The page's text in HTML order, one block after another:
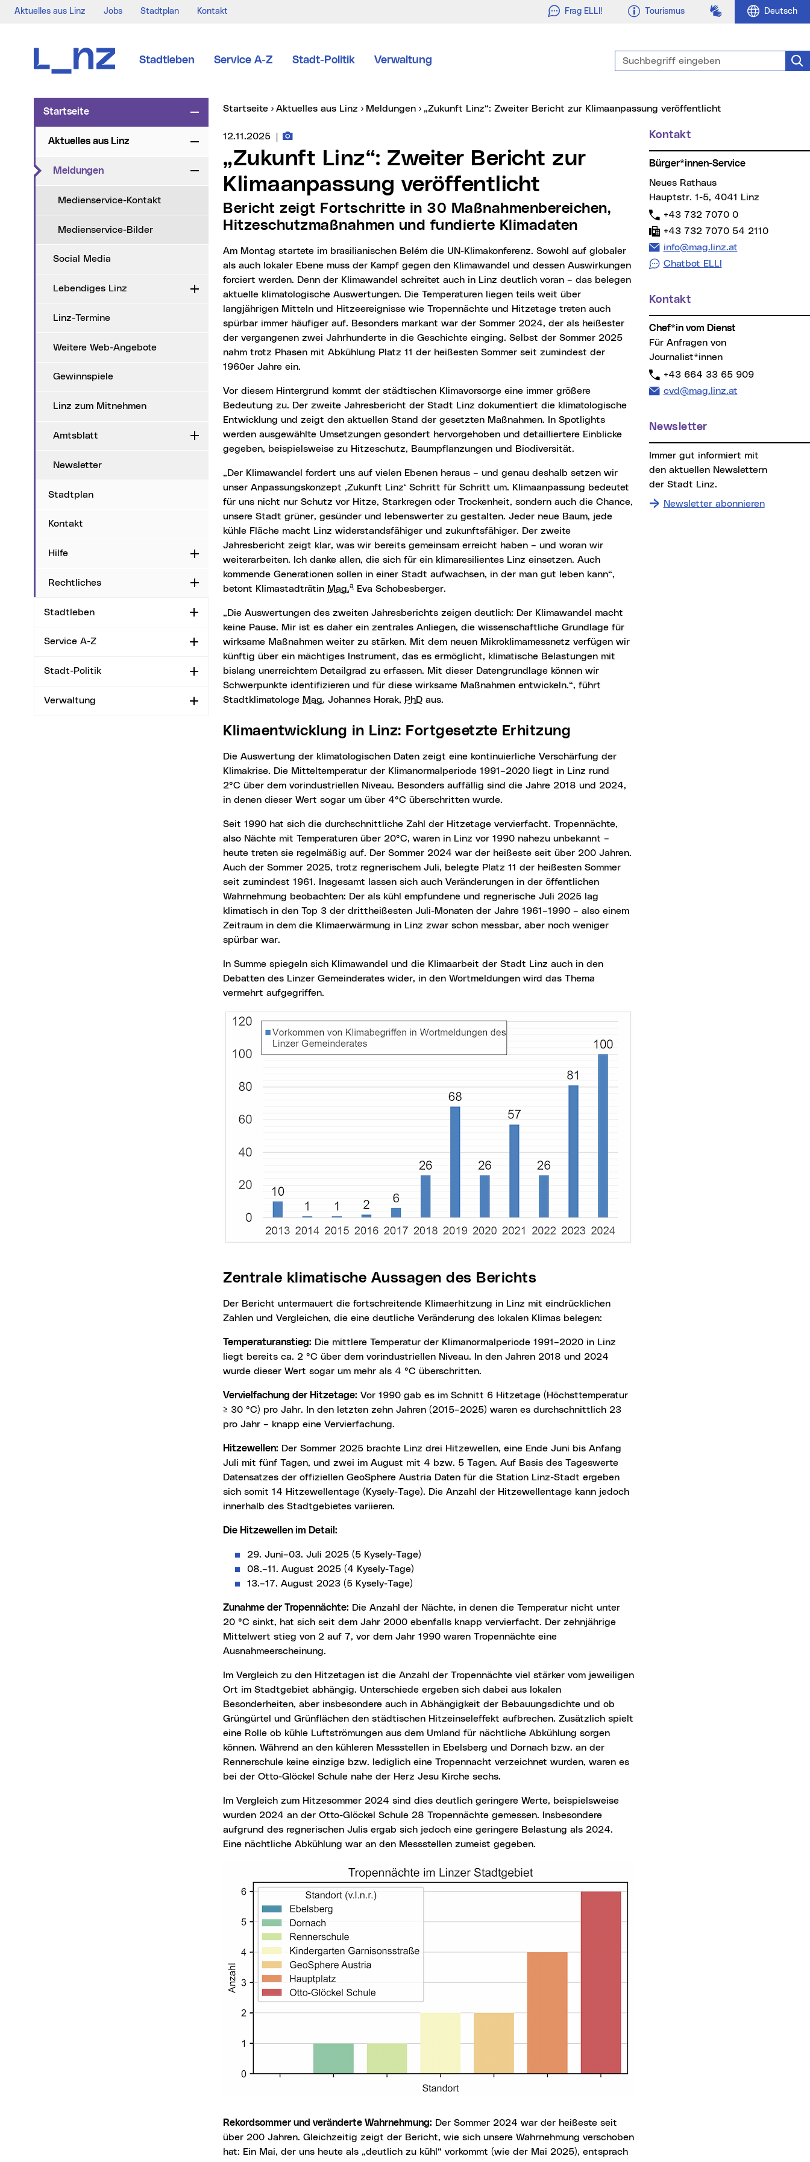
Aktuelles aus Linz Jobs Stadtplan Kontakt Frag ELLI! Tourismus Gebärdensprache
Deutsch
Stadtleben Service A-Z Stadt-Politik Verwaltung Suchbegriff eingeben
Startseite Zuklappen
Aktuelles aus Linz Zuklappen
Meldungen(aktueller Menüpunkt)Zuklappen
Medienservice-Kontakt
Medienservice-Bilder
Social Media
Lebendiges Linz Aufklappen
Linz-Termine
Weitere Web-Angebote
Gewinnspiele
Linz zum Mitnehmen
Amtsblatt Aufklappen
Newsletter
Stadtplan
Kontakt
Hilfe Aufklappen
Rechtliches Aufklappen
Stadtleben Aufklappen
Service A-Z Aufklappen
Stadt-Politik Aufklappen
Verwaltung Aufklappen
Sie sind hier:
Startseite Aktuelles aus Linz Meldungen „Zukunft Linz“: Zweiter Bericht zur Klimaanpassung veröffentlicht
Medienservice vom:
12.11.2025 Fotos zur Meldung
„Zukunft Linz“: Zweiter Bericht zur
Klimaanpassung veröffentlicht
Bericht zeigt Fortschritte in 30 Maßnahmenbereichen,
Hitzeschutzmaßnahmen und fundierte Klimadaten
Am Montag startete im brasilianischen Belém die UN-Klimakonferenz. Sowohl auf globaler
als auch lokaler Ebene muss der Kampf gegen den Klimawandel und dessen Auswirkungen
forciert werden. Denn der Klimawandel schreitet auch in Linz deutlich voran – das belegen
aktuelle klimatologische Auswertungen. Die Temperaturen liegen teils weit über
langjährigen Mitteln und Hitzeereignisse wie Tropennächte und Hitzetage treten auch
spürbar immer häufiger auf. Besonders markant war der Sommer 2024, der als heißester
der vergangenen zwei Jahrhunderte in die Geschichte einging. Selbst der Sommer 2025
nahm trotz Phasen mit Abkühlung Platz 11 der heißesten Sommer seit zumindest der
1960er Jahre ein.
Vor diesem Hintergrund kommt der städtischen Klimavorsorge eine immer größere
Bedeutung zu. Der zweite Jahresbericht der Stadt Linz dokumentiert die klimatologische
Entwicklung und zeigt den aktuellen Stand der gesetzten Maßnahmen. In Spotlights
werden ausgewählte Umsetzungen gesondert hervorgehoben und detailliertere Einblicke
gegeben, beispielsweise zu Hitzeschutz, Baumpflanzungen und Biodiversität.
„Der Klimawandel fordert uns auf vielen Ebenen heraus – und genau deshalb setzen wir
unser Anpassungskonzept ‚Zukunft Linz‘ Schritt für Schritt um. Klimaanpassung bedeutet
für uns nicht nur Schutz vor Hitze, Starkregen oder Trockenheit, sondern auch die Chance,
unsere Stadt grüner, gesünder und lebenswerter zu gestalten. Jeder neue Baum, jede
kühle Fläche macht Linz widerstandsfähiger und zukunftsfähiger. Der zweite
Jahresbericht zeigt klar, was wir bereits gemeinsam erreicht haben – und woran wir
weiterarbeiten. Ich danke allen, die sich für ein klimaresilientes Linz einsetzen. Auch
kommende Generationen sollen in einer Stadt aufwachsen, in der man gut leben kann“,
betont Klimastadträtin Mag.a Eva Schobesberger.
„Die Auswertungen des zweiten Jahresberichts zeigen deutlich: Der Klimawandel macht
keine Pause. Mir ist es daher ein zentrales Anliegen, die wissenschaftliche Grundlage für
wirksame Maßnahmen weiter zu stärken. Mit dem neuen Mikroklimamessnetz verfügen wir
künftig über ein mächtiges Instrument, das es ermöglicht, klimatische Belastungen mit
bislang unerreichtem Detailgrad zu erfassen. Mit dieser Datengrundlage können wir
Schwerpunkte identifizieren und für diese wirksame Maßnahmen entwickeln.“, führt
Stadtklimatologe Mag. Johannes Horak, PhD aus.
Klimaentwicklung in Linz: Fortgesetzte Erhitzung
Die Auswertung der klimatologischen Daten zeigt eine kontinuierliche Verschärfung der
Klimakrise. Die Mitteltemperatur der Klimanormalperiode 1991–2020 liegt in Linz rund
2°C über dem vorindustriellen Niveau. Besonders auffällig sind die Jahre 2018 und 2024,
in denen dieser Wert sogar um über 4°C überschritten wurde.
Seit 1990 hat sich die durchschnittliche Zahl der Hitzetage vervierfacht. Tropennächte,
also Nächte mit Temperaturen über 20°C, waren in Linz vor 1990 nahezu unbekannt –
heute treten sie regelmäßig auf. Der Sommer 2024 war der heißeste seit über 200 Jahren.
Auch der Sommer 2025, trotz regnerischem Juli, belegte Platz 11 der heißesten Sommer
seit zumindest 1961. Insgesamt lassen sich auch Veränderungen in der öffentlichen
Wahrnehmung beobachten: Der als kühl empfundene und regnerische Juli 2025 lag
klimatisch in den Top 3 der drittheißesten Juli-Monaten der Jahre 1961–1990 – also einem
Zeitraum in dem die Klimaerwärmung in Linz zwar schon messbar, aber noch weniger
spürbar war.
In Summe spiegeln sich Klimawandel und die Klimaarbeit der Stadt Linz auch in den
Debatten des Linzer Gemeinderates wider, in den Wortmeldungen wird das Thema
vermehrt aufgegriffen.
Zentrale klimatische Aussagen des Berichts
Der Bericht untermauert die fortschreitende Klimaerhitzung in Linz mit eindrücklichen
Zahlen und Vergleichen, die eine deutliche Veränderung des lokalen Klimas belegen:
Temperaturanstieg: Die mittlere Temperatur der Klimanormalperiode 1991–2020 in Linz
liegt bereits ca. 2 °C über dem vorindustriellen Niveau. In den Jahren 2018 und 2024
wurde dieser Wert sogar um mehr als 4 °C überschritten.
Vervielfachung der Hitzetage: Vor 1990 gab es im Schnitt 6 Hitzetage (Höchsttemperatur
≥ 30 °C) pro Jahr. In den letzten zehn Jahren (2015–2025) waren es durchschnittlich 23
pro Jahr – knapp eine Vervierfachung.
Hitzewellen: Der Sommer 2025 brachte Linz drei Hitzewellen, eine Ende Juni bis Anfang
Juli mit fünf Tagen, und zwei im August mit 4 bzw. 5 Tagen. Auf Basis des Tageswerte
Datensatzes der offiziellen GeoSphere Austria Daten für die Station Linz-Stadt ergeben
sich somit 14 Hitzewellentage (Kysely-Tage). Die Anzahl der Hitzewellentage kann jedoch
innerhalb des Stadtgebietes variieren.
Die Hitzewellen im Detail:
29. Juni–03. Juli 2025 (5 Kysely-Tage)
08.–11. August 2025 (4 Kysely-Tage)
13.–17. August 2023 (5 Kysely-Tage)
Zunahme der Tropennächte: Die Anzahl der Nächte, in denen die Temperatur nicht unter
20 °C sinkt, hat sich seit dem Jahr 2000 ebenfalls knapp vervierfacht. Der zehnjährige
Mittelwert stieg von 2 auf 7, vor dem Jahr 1990 waren Tropennächte eine
Ausnahmeerscheinung.
Ort im Stadtgebiet abhängig. Unterschiede ergeben sich dabei aus lokalen
Besonderheiten, aber insbesondere auch in Abhängigkeit der Bebauungsdichte und ob
Grüngürtel und Grünflächen den städtischen Hitzeinseleffekt aufbrechen. Zusätzlich spielt
eine Rolle ob kühle Luftströmungen aus dem Umland für nächtliche Abkühlung sorgen
können. Während an den kühleren Messstellen in Ebelsberg und Dornach bzw. an der
Rennerschule keine einzige bzw. lediglich eine Tropennacht verzeichnet wurden, waren es
bei der Otto-Glöckel Schule nahe der Herz Jesu Kirche sechs.
wurden 2024 an der Otto-Glöckel Schule 28 Tropennächte gemessen. Insbesondere
aufgrund des regnerischen Julis ergab sich jedoch eine geringere Belastung als 2024.
Eine nächtliche Abkühlung war an den Messstellen zumeist gegeben.
Rekordsommer und veränderte Wahrnehmung: Der Sommer 2024 war der heißeste seit
über 200 Jahren. Gleichzeitig zeigt der Bericht, wie sich unsere Wahrnehmung verschoben
hat: Ein Mai, der uns heute als „deutlich zu kühl“ vorkommt (wie der Mai 2025), entsprach
Weitere Informationen
Kontakt
Bürger*innen-Service
Neues Rathaus
Hauptstr. 1-5, 4041 Linz
Telefon:
+43 732 7070 0
Fax:
+43 732 7070 54 2110
E-Mail Adresse:
info@mag.linz.at
Chatbot ELLI
Kontakt
Chef*in vom Dienst
Für Anfragen von
Journalist*innen
Telefon:
+43 664 33 65 909
E-Mail Adresse:
cvd@mag.linz.at
Newsletter
den aktuellen Newslettern
der Stadt Linz.
Newsletter abonnieren